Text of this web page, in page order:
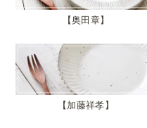
奥田章
加藤祥孝